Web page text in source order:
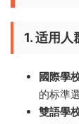
1. 适用人
國際學
的标準
雙語學